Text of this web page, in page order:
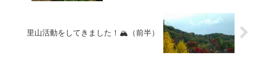
里山活動をしてきました！🏔️（前半）